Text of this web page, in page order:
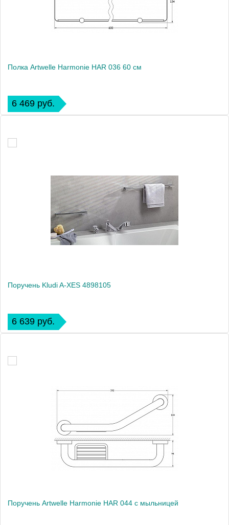
Полка Artwelle Harmonie HAR 036 60 см
6 469 руб.
Поручень Kludi A-XES 4898105
6 639 руб.
Поручень Artwelle Harmonie HAR 044 с мыльницей